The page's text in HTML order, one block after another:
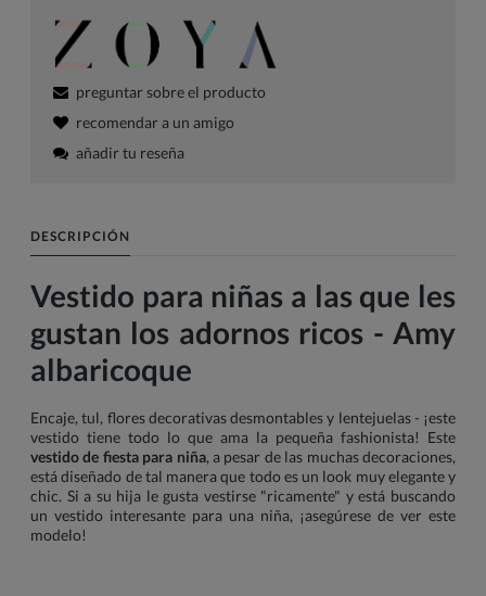
preguntar sobre el producto
recomendar a un amigo
añadir tu reseña
DESCRIPCIÓN
Vestido para niñas a las que les
gustan los adornos ricos - Amy
albaricoque
Encaje, tul, flores decorativas desmontables y lentejuelas - ¡este
vestido tiene todo lo que ama la pequeña fashionista! Este
vestido de fiesta para niña, a pesar de las muchas decoraciones,
está diseñado de tal manera que todo es un look muy elegante y
chic. Si a su hija le gusta vestirse "ricamente" y está buscando
un vestido interesante para una niña, ¡asegúrese de ver este
modelo!